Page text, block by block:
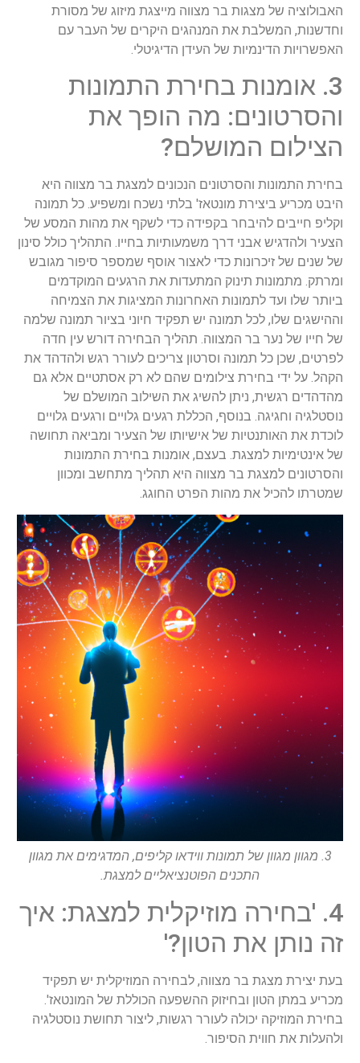
האבולוציה של מצגות בר מצווה מייצגת מיזוג של מסורת
וחדשנות, המשלבת את המנהגים היקרים של העבר עם
האפשרויות הדינמיות של העידן הדיגיטלי.
3. אומנות בחירת התמונות
והסרטונים: מה הופך את
הצילום המושלם?
בחירת התמונות והסרטונים הנכונים למצגת בר מצווה היא
היבט מכריע ביצירת מונטאז' בלתי נשכח ומשפיע. כל תמונה
וקליפ חייבים להיבחר בקפידה כדי לשקף את מהות המסע של
הצעיר ולהדגיש אבני דרך משמעותיות בחייו. התהליך כולל סינון
של שנים של זיכרונות כדי לאצור אוסף שמספר סיפור מגובש
ומרתק. מתמונות תינוק המתעדות את הרגעים המוקדמים
ביותר שלו ועד לתמונות האחרונות המציגות את הצמיחה
וההישגים שלו, לכל תמונה יש תפקיד חיוני בציור תמונה שלמה
של חייו של נער בר המצווה. תהליך הבחירה דורש עין חדה
לפרטים, שכן כל תמונה וסרטון צריכים לעורר רגש ולהדהד את
הקהל. על ידי בחירת צילומים שהם לא רק אסתטיים אלא גם
מהדהדים רגשית, ניתן להשיג את השילוב המושלם של
נוסטלגיה וחגיגה. בנוסף, הכללת רגעים גלויים ורגעים גלויים
לוכדת את האותנטיות של אישיותו של הצעיר ומביאה תחושה
של אינטימיות למצגת. בעצם, אומנות בחירת התמונות
והסרטונים למצגת בר מצווה היא תהליך מתחשב ומכוון
שמטרתו להכיל את מהות הפרט החוגג.
3. מגוון מגוון של תמונות ווידאו קליפים, המדגימים את מגוון
התכנים הפוטנציאליים למצגת.
4. 'בחירה מוזיקלית למצגת: איך
זה נותן את הטון?'
בעת יצירת מצגת בר מצווה, לבחירה המוזיקלית יש תפקיד
מכריע במתן הטון ובחיזוק ההשפעה הכוללת של המונטאז'.
בחירת המוזיקה יכולה לעורר רגשות, ליצור תחושת נוסטלגיה
ולהעלות את חווית הסיפור.